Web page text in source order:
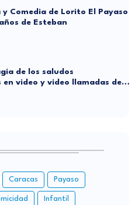
y Comedia de Lorito El Payaso
de Esteban
de los saludos
en video y video llamadas de
Caracas Payaso
Infantil